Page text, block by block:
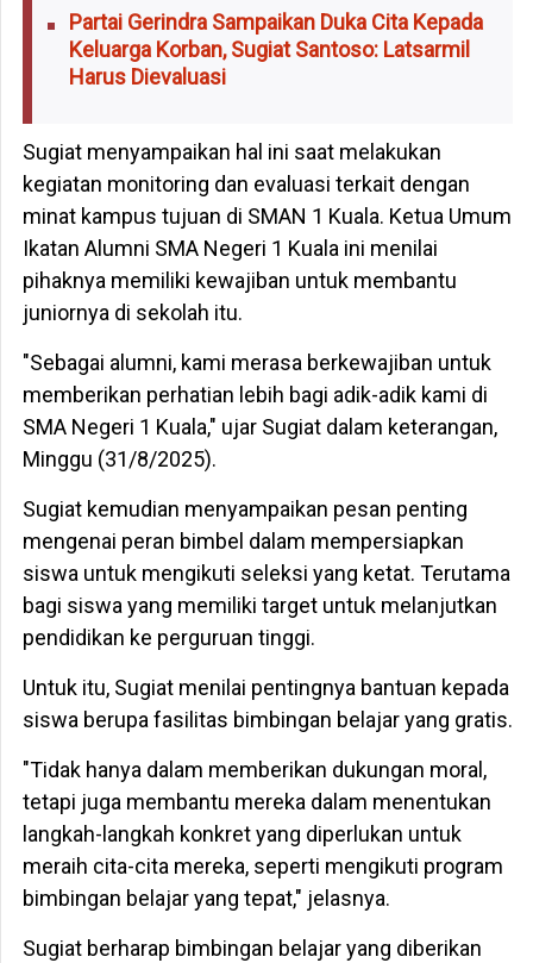
Partai Gerindra Sampaikan Duka Cita Kepada
Keluarga Korban, Sugiat Santoso: Latsarmil
Harus Dievaluasi
Sugiat menyampaikan hal ini saat melakukan
kegiatan monitoring dan evaluasi terkait dengan
minat kampus tujuan di SMAN 1 Kuala. Ketua Umum
Ikatan Alumni SMA Negeri 1 Kuala ini menilai
pihaknya memiliki kewajiban untuk membantu
juniornya di sekolah itu.
"Sebagai alumni, kami merasa berkewajiban untuk
memberikan perhatian lebih bagi adik-adik kami di
SMA Negeri 1 Kuala," ujar Sugiat dalam keterangan,
Minggu (31/8/2025).
Sugiat kemudian menyampaikan pesan penting
mengenai peran bimbel dalam mempersiapkan
siswa untuk mengikuti seleksi yang ketat. Terutama
bagi siswa yang memiliki target untuk melanjutkan
pendidikan ke perguruan tinggi.
Untuk itu, Sugiat menilai pentingnya bantuan kepada
siswa berupa fasilitas bimbingan belajar yang gratis.
"Tidak hanya dalam memberikan dukungan moral,
tetapi juga membantu mereka dalam menentukan
langkah-langkah konkret yang diperlukan untuk
meraih cita-cita mereka, seperti mengikuti program
bimbingan belajar yang tepat," jelasnya.
Sugiat berharap bimbingan belajar yang diberikan